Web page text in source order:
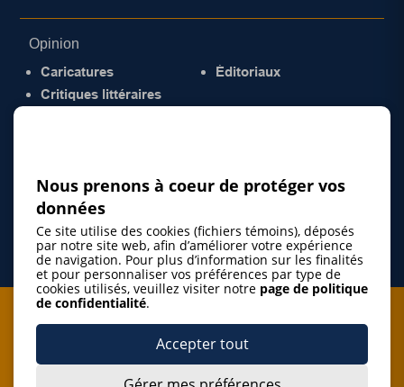
Opinion
Caricatures
Critiques littéraires
Éditoriaux
Je m'abonne à l'infolettre
Nous prenons à coeur de protéger vos
données
Ce site utilise des cookies (fichiers témoins), déposés
par notre site web, afin d’améliorer votre expérience
de navigation. Pour plus d’information sur les finalités
et pour personnaliser vos préférences par type de
cookies utilisés, veuillez visiter notre page de politique
de confidentialité.
Accepter tout